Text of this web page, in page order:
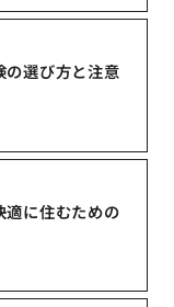
の選び方と注意
適に住むための